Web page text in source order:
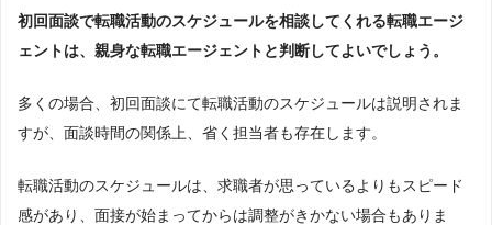
初回面談で転職活動のスケジュールを相談してくれる転職エージ
ェントは、親身な転職エージェントと判断してよいでしょう。
多くの場合、初回面談にて転職活動のスケジュールは説明されま
すが、面談時間の関係上、省く担当者も存在します。
転職活動のスケジュールは、求職者が思っているよりもスピード
感があり、面接が始まってからは調整がきかない場合もありま